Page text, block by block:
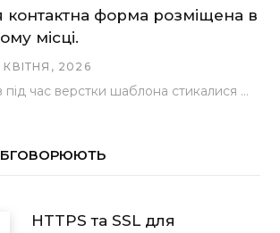
форма розміщена в
місці.
КВІТНЯ, 2026
Вже кілька разів під час верстки шаблона стикалися з проблемою, коли замість контактної форми, згенерованої…
HTTPS та SSL для